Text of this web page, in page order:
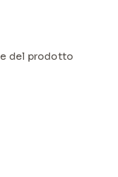
PREZZI DEGLI